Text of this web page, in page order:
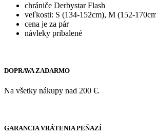
chrániče Derbystar Flash
veľkosti: S (134-152cm), M (152-
cena je za pár
návleky pribalené
DOPRAVA ZADARMO
Na všetky nákupy nad 200 €.
GARANCIA VRÁTENIA PEŇAZÍ